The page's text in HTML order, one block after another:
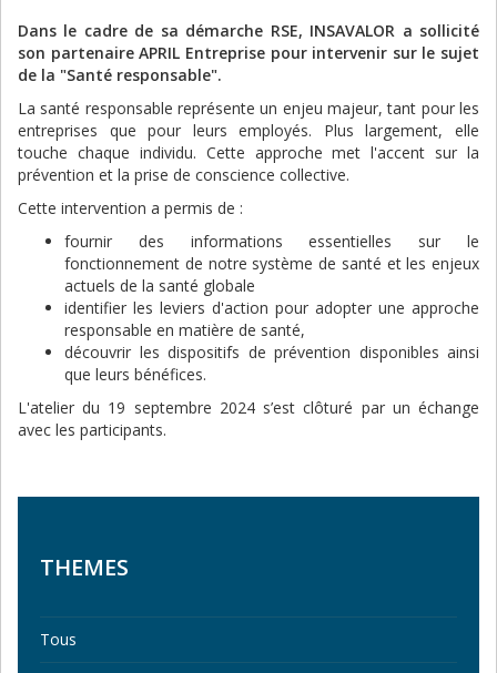
Dans le cadre de sa démarche RSE, INSAVALOR a sollicité
son partenaire APRIL Entreprise pour intervenir sur le sujet
de la "Santé responsable".
La santé responsable représente un enjeu majeur, tant pour les
entreprises que pour leurs employés. Plus largement, elle
touche chaque individu. Cette approche met l'accent sur la
prévention et la prise de conscience collective.
Cette intervention a permis de :
fournir des informations essentielles sur le
fonctionnement de notre système de santé et les enjeux
actuels de la santé globale
identifier les leviers d'action pour adopter une approche
responsable en matière de santé,
découvrir les dispositifs de prévention disponibles ainsi
que leurs bénéfices.
L'atelier du 19 septembre 2024 s’est clôturé par un échange
avec les participants.
THEMES
Tous